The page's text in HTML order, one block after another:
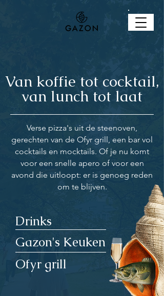
Van koffie tot cocktail,
van lunch tot laat
Verse pizza's uit de steenoven,
gerechten van de Ofyr grill, een bar vol
cocktails en mocktails. Of je nu komt
voor een snelle apero of voor een
avond die uitloopt: er is genoeg reden
om te blijven.
Drinks
Gazon's Keuken
Ofyr grill